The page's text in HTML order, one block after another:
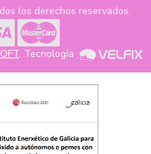
los derechos reservados.
. Tecnología